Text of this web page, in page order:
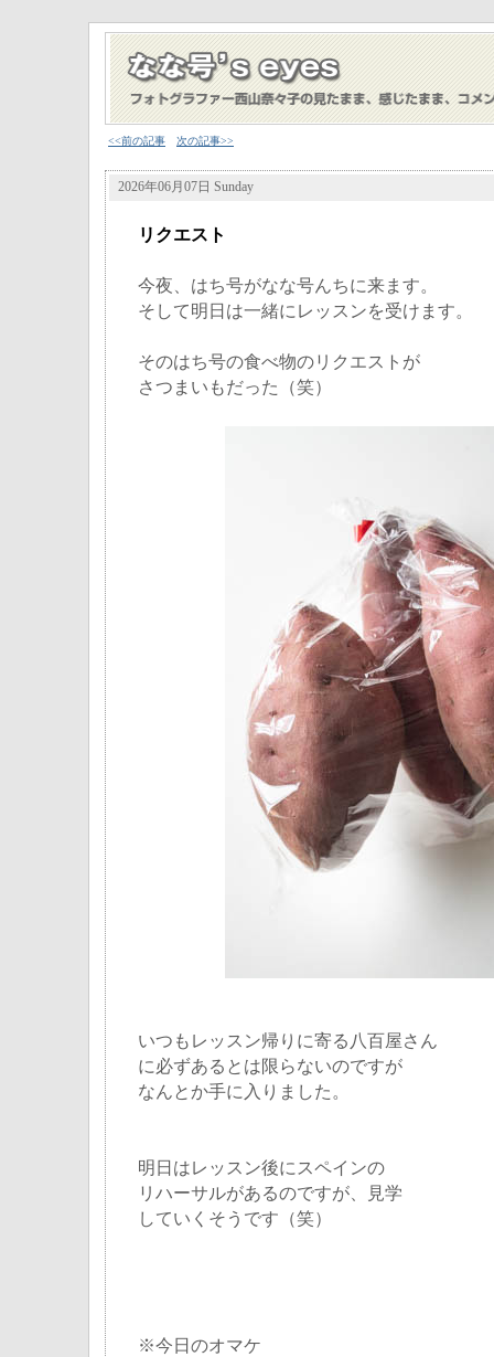
<<前の記事 次の記事>>
2026年06月07日 Sunday
リクエスト
今夜、はち号がなな号んちに来ます。
そして明日は一緒にレッスンを受けます。
そのはち号の食べ物のリクエストが
さつまいもだった（笑）
いつもレッスン帰りに寄る八百屋さん
に必ずあるとは限らないのですが
なんとか手に入りました。
明日はレッスン後にスペインの
リハーサルがあるのですが、見学
していくそうです（笑）
※今日のオマケ